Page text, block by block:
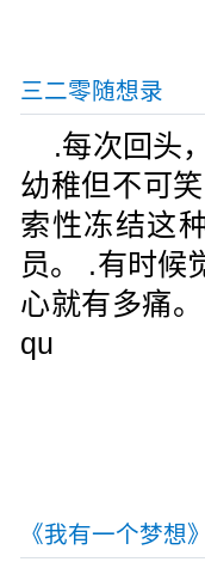
三二零随想录
.每次回头
幼稚但不可
索性冻结这
员。 .有时
心就有多痛
qu
《我有一个梦想》